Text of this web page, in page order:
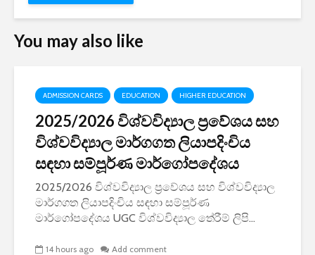
You may also like
ADMISSION CARDS EDUCATION HIGHER EDUCATION
2025/2026 විශ්වවිද්‍යාල ප්‍රවේශය සහ
විශ්වවිද්‍යාල මාර්ගගත ලියාපදිංචිය
සඳහා සම්පූර්ණ මාර්ගෝපදේශය
2025/2026 විශ්වවිද්‍යාල ප්‍රවේශය සහ විශ්වවිද්‍යාල
මාර්ගගත ලියාපදිංචිය සඳහා සම්පූර්ණ
මාර්ගෝපදේශය UGC විශ්වවිද්‍යාල තේරීම් ලිපි...
14 hours ago Add comment